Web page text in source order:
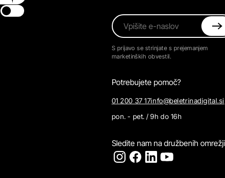
Switch theme
Vpišite e-naslov
S prijavo se strinjate s prejemanjem
marketinških obvestil.
Potrebujete pomoč?
01 200 37 17info@beletrinadigital.si
pon. - pet. / 9h do 16h
Sledite nam na družbenih